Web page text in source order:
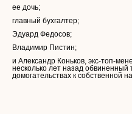
ее дочь;
главный бухгалтер;
Эдуард Федосов;
Владимир Пистин;
и Александр Коньков, экс-топ-
несколько лет назад обвиненный
домогательствах к собственной